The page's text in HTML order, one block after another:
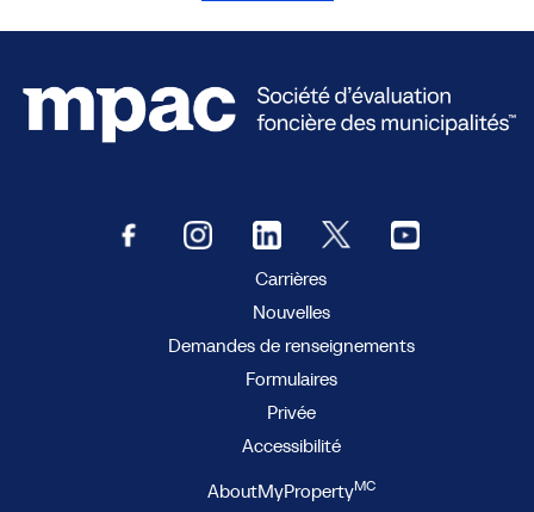
Carrières
Nouvelles
Demandes de renseignements
Formulaires
Privée
Accessibilité
AboutMyPropertyMC